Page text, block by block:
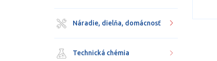
Náradie, dielňa, domácnosť
Technická chémia